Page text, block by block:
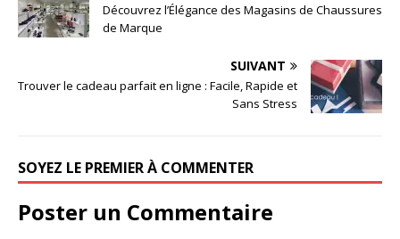
Découvrez l’Élégance des Magasins de Chaussures
de Marque
SUIVANT
Trouver le cadeau parfait en ligne : Facile, Rapide et
Sans Stress
SOYEZ LE PREMIER À COMMENTER
Poster un Commentaire